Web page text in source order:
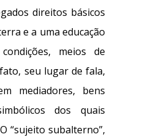
direitos básicos
e a uma educação
meios de
seu lugar de fala,
mediadores, bens
dos quais
“sujeito subalterno”,